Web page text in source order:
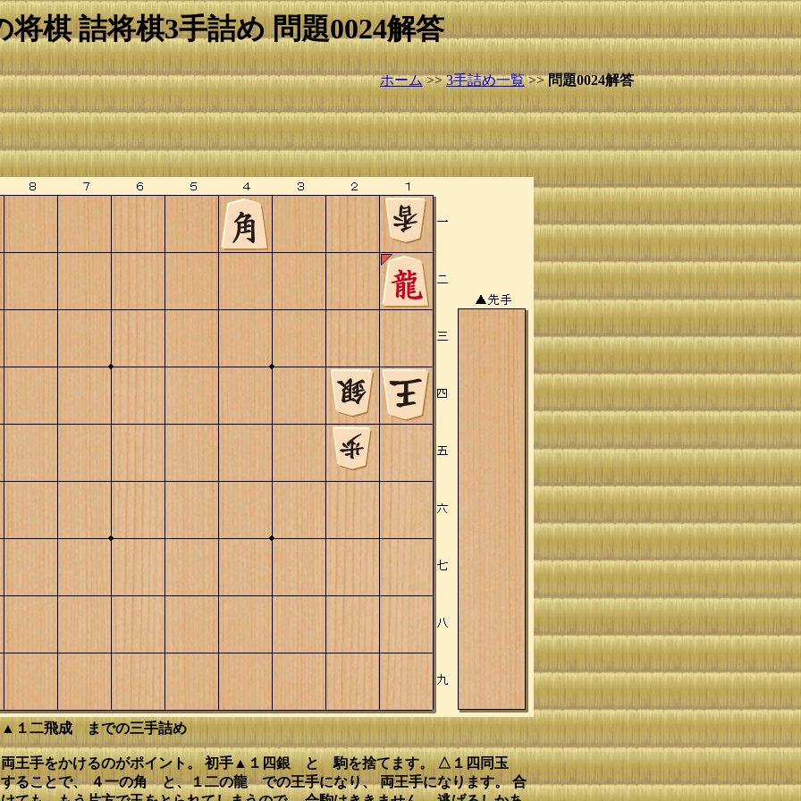
将棋 詰将棋3手詰め 問題0024解答
ホーム>>3手詰め一覧>>問題0024解答
二飛成 までの三手詰め
手をかけるのがポイント。 初手▲１四銀 と 駒を捨てます。 △１四同玉
ことで、 ４一の角 と、１二の龍 での王手になり、 両王手になります。 合